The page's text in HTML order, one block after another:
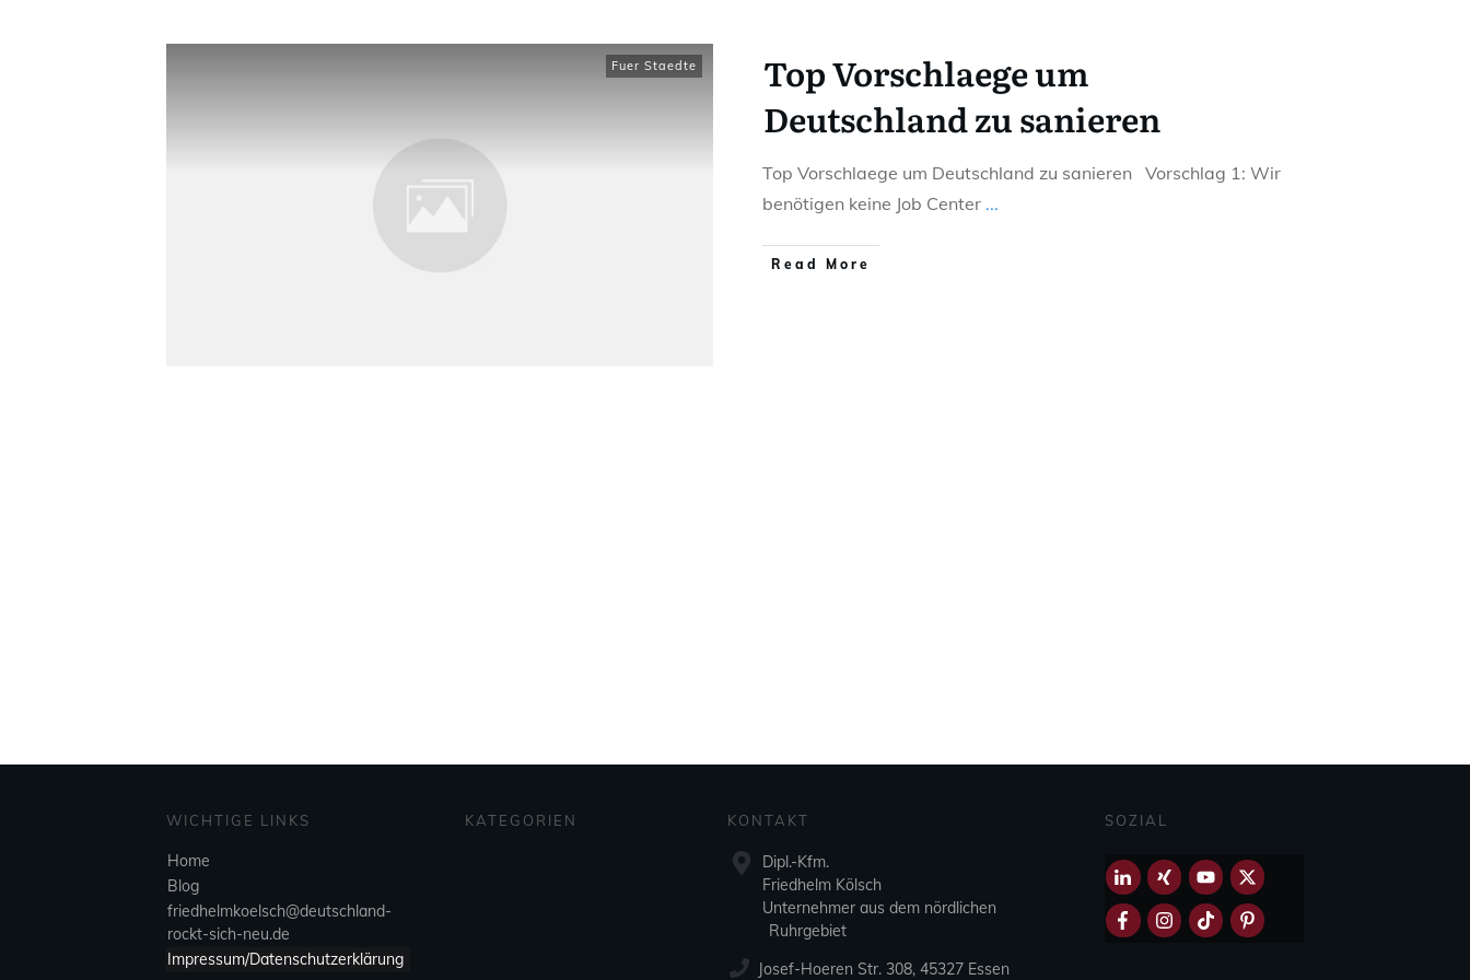
Fuer Staedte
Top Vorschlaege um
Deutschland zu sanieren
Top Vorschlaege um Deutschland zu sanieren Vorschlag 1: Wir
benötigen keine Job Center ...
Read More
WICHTIGE LINKS
Home
Blog
friedhelmkoelsch@deutschland-
rockt-sich-neu.de
Impressum/Datenschutzerklärung
KATEGORIEN KONTAKT
Dipl.-Kfm.
Friedhelm Kölsch
Unternehmer aus dem nördlichen
Ruhrgebiet
Josef-Hoeren Str. 308, 45327 Essen
SOZIAL